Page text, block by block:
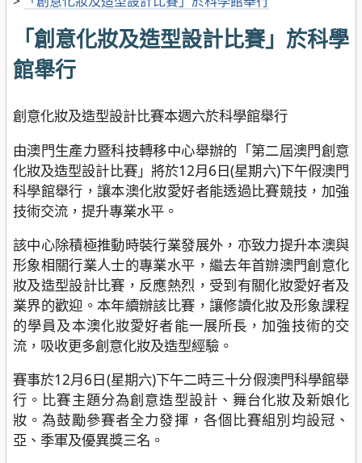
「創意化妝及造型設計比賽」於科學
館舉行
創意化妝及造型設計比賽本週六於科學館舉行
由澳門生產力暨科技轉移中心舉辦的「第二屆澳門創意
化妝及造型設計比賽」將於12月6日(星期六)下午假澳門
科學館舉行，讓本澳化妝愛好者能透過比賽競技，加強
技術交流，提升專業水平。
該中心除積極推動時裝行業發展外，亦致力提升本澳與
形象相關行業人士的專業水平，繼去年首辦澳門創意化
妝及造型設計比賽，反應熱烈，受到有關化妝愛好者及
業界的歡迎。本年續辦該比賽，讓修讀化妝及形象課程
的學員及本澳化妝愛好者能一展所長，加強技術的交
流，吸收更多創意化妝及造型經驗。
賽事於12月6日(星期六)下午二時三十分假澳門科學館舉
行。比賽主題分為創意造型設計、舞台化妝及新娘化
妝。為鼓勵參賽者全力發揮，各個比賽組別均設冠、
亞、季軍及優異獎三名。